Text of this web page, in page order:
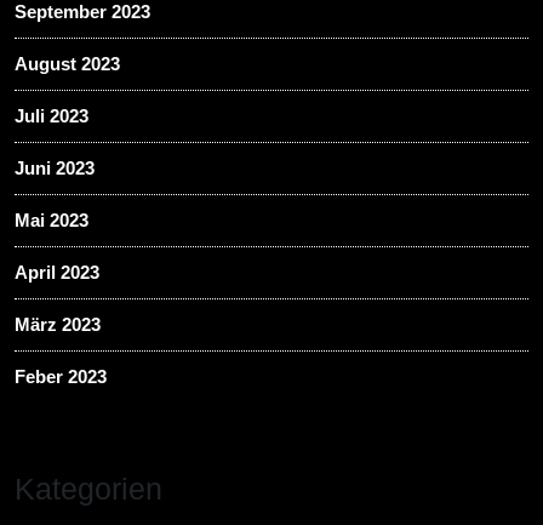
September 2023
August 2023
Juli 2023
Juni 2023
Mai 2023
April 2023
März 2023
Feber 2023
Kategorien